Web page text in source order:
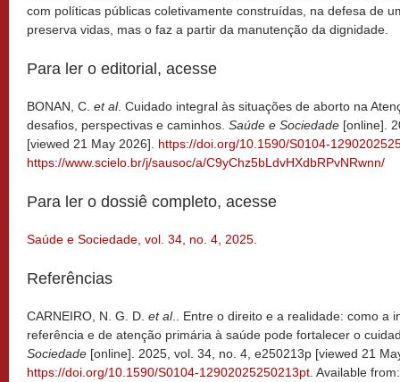
com políticas públicas coletivamente construídas, na defesa de
preserva vidas, mas o faz a partir da manutenção da dignidade.
Para ler o editorial, acesse
BONAN, C. et al. Cuidado integral às situações de aborto na
desafios, perspectivas e caminhos. Saúde e Sociedade [online].
[viewed 21 May 2026]. https://doi.org/10.1590/S0104-
https://www.scielo.br/j/sausoc/a/C9yChz5bLdvHXdbRPvNRwnn/
Para ler o dossiê completo, acesse
Saúde e Sociedade, vol. 34, no. 4, 2025.
Referências
CARNEIRO, N. G. D. et al.. Entre o direito e a realidade: como a
referência e de atenção primária à saúde pode fortalecer o
Sociedade [online]. 2025, vol. 34, no. 4, e250213p [viewed 21
https://doi.org/10.1590/S0104-12902025250213pt . Available from: